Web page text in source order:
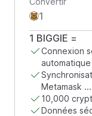
1 BIGGIE =
Connexion
Metamask ...
10,000
Données